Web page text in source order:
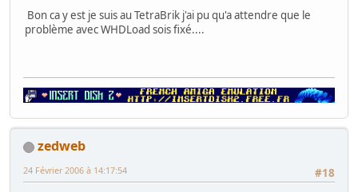
Bon ca y est je suis au TetraBrik j'ai pu qu'a attendre que le
problème avec WHDLoad sois fixé....
zedweb
#18
24 Février 2006 à 14:17:54